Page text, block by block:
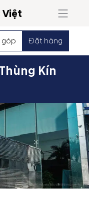
Việt
góp Đặt hàng
Kín